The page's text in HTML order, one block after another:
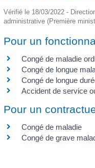
Vérifié le 18/03/2022 -
administrative (Première
Pour un
Congé de maladie
Congé de longue
Congé de longue
Accident de service
Pour un
Congé de maladie
Congé de grave